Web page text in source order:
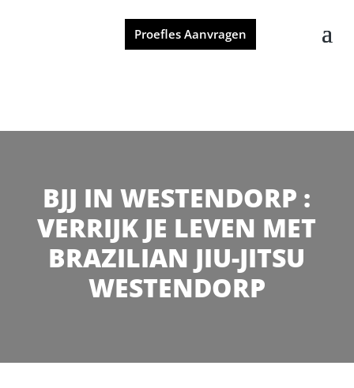
Proefles Aanvragen
BJJ IN WESTENDORP :
VERRIJK JE LEVEN MET
BRAZILIAN JIU-JITSU
WESTENDORP